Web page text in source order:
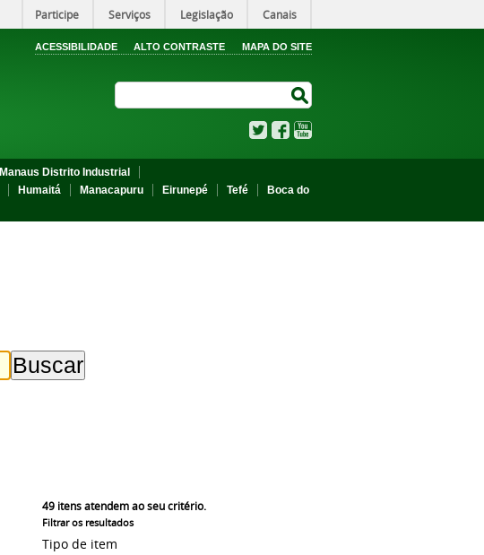
Participe Serviços Legislação Canais
ACESSIBILIDADE ALTO CONTRASTE MAPA DO SITE
TwitterFacebook
Manaus Distrito Industrial
Humaitá Manacapuru Eirunepé Tefé
Boca do
49itens atendem ao seu critério.
Filtrar os resultados
Tipo de item